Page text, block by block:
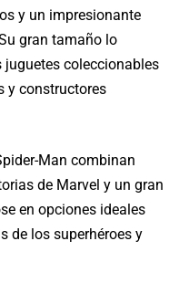
y un impresionante
gran tamaño lo
juguetes coleccionables
y constructores
Man combinan
de Marvel y un gran
en opciones ideales
de los superhéroes y